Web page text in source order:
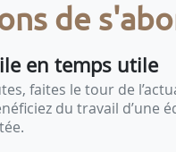
de
en temps utile
faites le tour de
du travail d’une